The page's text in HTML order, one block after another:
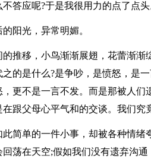
应呢?于是我很用力的点了点头
光，异常明媚。
移，小鸟渐渐展翅，花蕾渐渐
的是什么?是争吵，是愤怒，是
，更不是一言不发。而是那被人们
在跟父母心平气和的交谈。我们究
单的一件小事，却被各种情绪
回荡在天空;假如我们没有遗弃沟